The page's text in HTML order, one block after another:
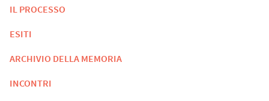
IL PROCESSO
ESITI
ARCHIVIO DELLA MEMORIA
INCONTRI